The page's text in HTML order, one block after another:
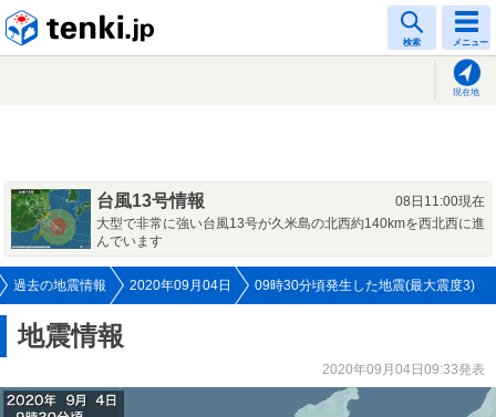
検索 メニュー
現在地
台風13号情報
08日11:00現在
大型で非常に強い台風13号が久米島の北西約140kmを西北西に進
んでいます
過去の地震情報 2020年09月04日 09時30分頃発生した地震(最大震度3)
地震情報
2020年09月04日09:33発表